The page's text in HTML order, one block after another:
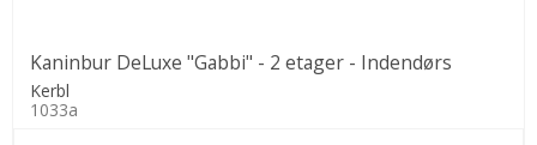
Kaninbur DeLuxe "Gabbi" - 2 etager - Indendørs
Kerbl
1033a